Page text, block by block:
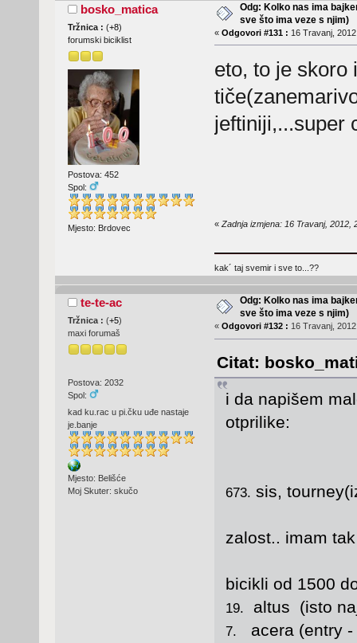
bosko_matica
Tržnica : (+8)
forumski biciklist
Postova: 452
Spol:
Mjesto: Brdovec
Odg: Kolko nas ima
sve što ima veze s njim)
« Odgovori #131 : 16 Travanj,
eto, to je skoro
« Zadnja izmjena: 16 Travanj, 2012,
kak´ taj svemir i sve to...??
te-te-ac
Tržnica : (+5)
maxi forumaš
Postova: 2032
Spol:
kad ku.rac u pi.čku uđe nastaje
je.banje
Mjesto: Belišće
Moj Skuter: skučo
Odg: Kolko nas ima
sve što ima veze s njim)
« Odgovori #132 : 16 Travanj,
Citat:
i da napišem
otprilike:
673. sis,
zalost.. imam
bicikli od 1500
19. altus (isto
7. acera (entry -